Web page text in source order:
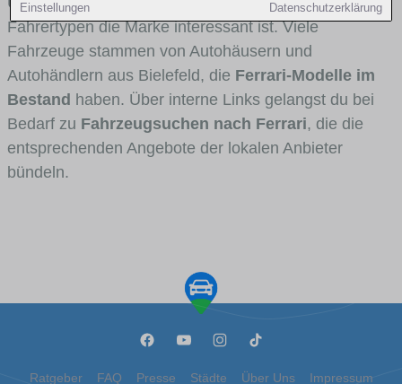
Einstellungen Datenschutzerklärung
Fahrertypen die Marke interessant ist. Viele
Fahrzeuge stammen von Autohäusern und
Autohändlern aus Bielefeld, die Ferrari-Modelle im
Bestand haben. Über interne Links gelangst du bei
Bedarf zu Fahrzeugsuchen nach Ferrari, die die
entsprechenden Angebote der lokalen Anbieter
bündeln.
Ratgeber FAQ Presse Städte Über Uns Impressum